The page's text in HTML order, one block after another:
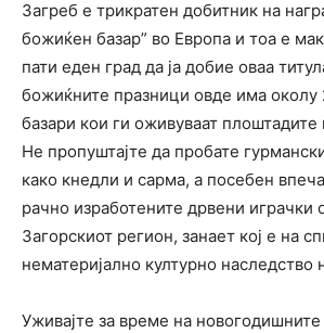
Загреб е трикратен добитник на
божиќен базар” во Европа и тоа е
пати еден град да ја добие оваа
божиќните празници овде има околу
базари кои ги оживуваат
Не пропуштајте да пробате
како кнедли и сарма, а посебен
рачно изработените дрвени играчки
Загорскиот регион, занает кој е на
нематеријално културно
Уживајте за време на